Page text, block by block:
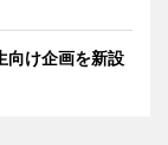
け企画を新設